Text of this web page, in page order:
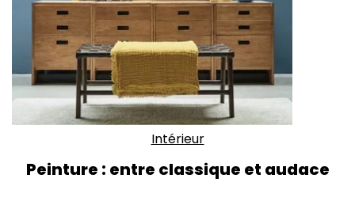
Intérieur
Peinture : entre classique et audace